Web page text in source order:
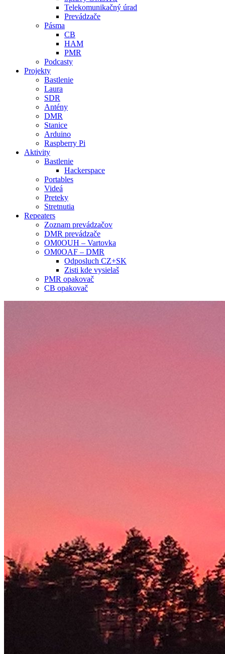
Telekomunikačný úrad
Prevádzače
Pásma
CB
HAM
PMR
Podcasty
Projekty
Bastlenie
Laura
SDR
Antény
DMR
Stanice
Arduino
Raspberry Pi
Aktivity
Bastlenie
Hackerspace
Portables
Videá
Preteky
Stretnutia
Repeaters
Zoznam prevádzačov
DMR prevádzače
OM0OUH – Vartovka
OM0OAF – DMR
Odposluch CZ+SK
Zisti kde vysielaš
PMR opakovač
CB opakovač